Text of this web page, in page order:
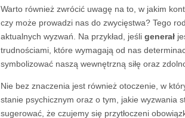
Warto również zwrócić uwagę na to, w jakim
czy może prowadzi nas do zwycięstwa? Tego
aktualnych wyzwań. Na przykład, jeśli generał
trudnościami, które wymagają od nas
symbolizować naszą wewnętrzną siłę oraz
Nie bez znaczenia jest również otoczenie, w
stanie psychicznym oraz o tym, jakie wyzwania
sugerować, że czujemy się przytłoczeni